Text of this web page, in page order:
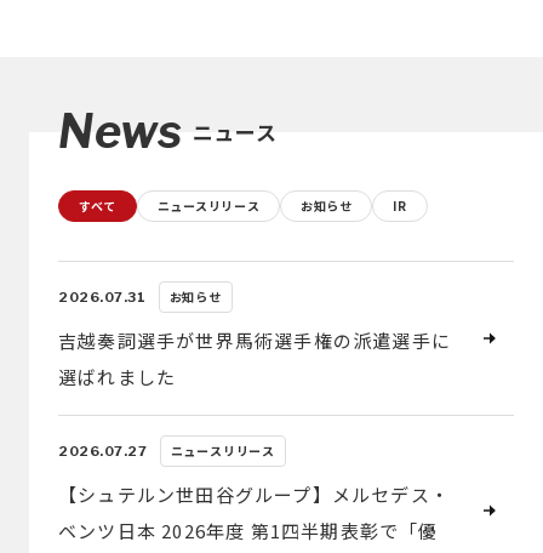
News ニュース
すべて ニュースリリース お知らせ IR
2026.07.31 お知らせ
吉越奏詞選手が世界馬術選手権の派遣選手に
選ばれました
2026.07.27 ニュースリリース
【シュテルン世田谷グループ】メルセデス・
ベンツ日本 2026年度 第1四半期表彰で「優